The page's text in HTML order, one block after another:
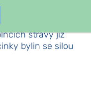
očista
vyladění zdraví i
stravy již
bylin se silou